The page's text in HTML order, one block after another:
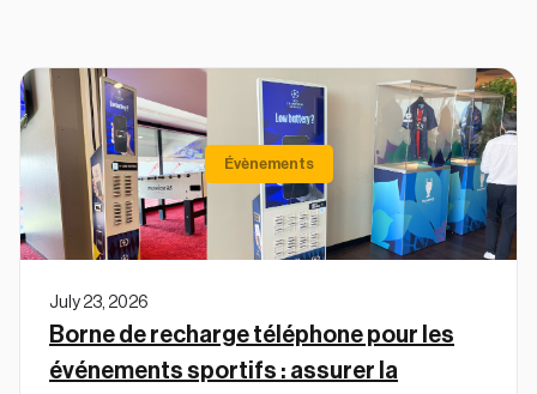
Évènements
July 23, 2026
Borne de recharge téléphone pour les
événements sportifs : assurer la